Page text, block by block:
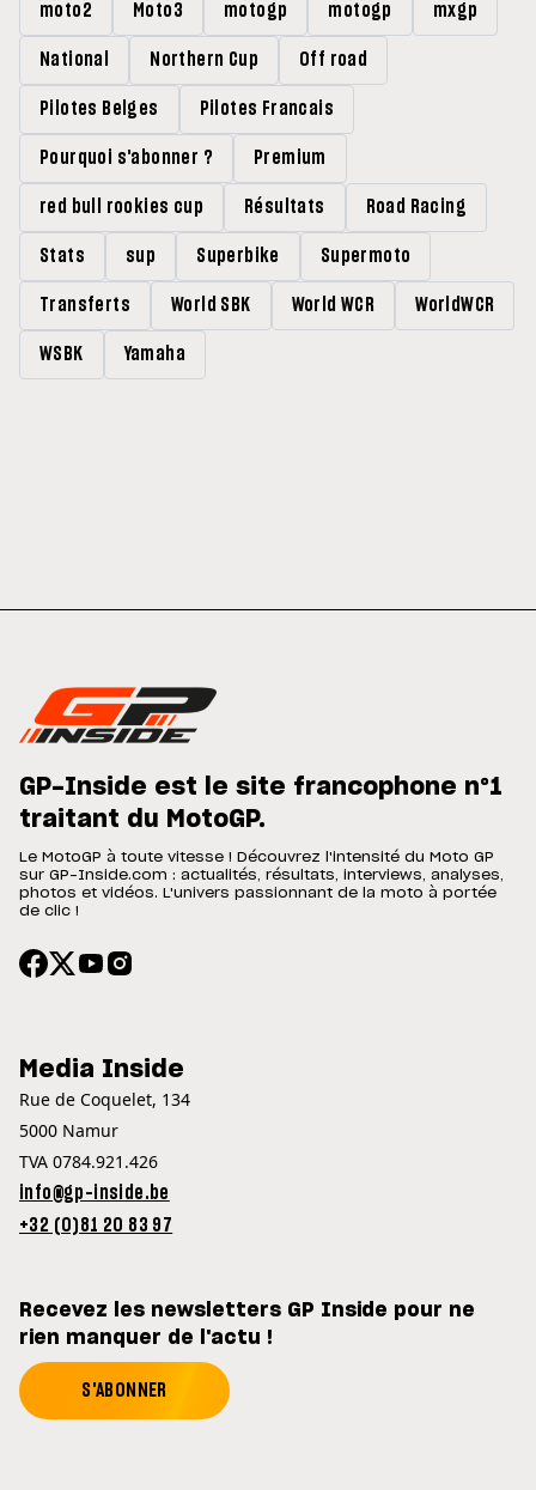
moto2 Moto3 motogp motogp mxgp
National Northern Cup Off road
Pilotes Belges Pilotes Francais
Pourquoi s'abonner ? Premium
red bull rookies cup Résultats Road Racing
Stats sup Superbike Supermoto
Transferts World SBK World WCR WorldWCR
WSBK Yamaha
GP-Inside est le site francophone n°1
traitant du MotoGP.
Le MotoGP à toute vitesse ! Découvrez l'intensité du Moto GP
sur GP-Inside.com : actualités, résultats, interviews, analyses,
photos et vidéos. L'univers passionnant de la moto à portée
de clic !
Media Inside
Rue de Coquelet, 134
5000 Namur
TVA 0784.921.426
info@gp-inside.be
+32 (0)81 20 83 97
Recevez les newsletters GP Inside pour ne
rien manquer de l'actu !
S'ABONNER